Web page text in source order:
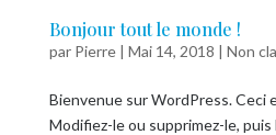
Bonjour tout le monde !
par Pierre| Mai 14, 2018 | Non
Bienvenue sur WordPress. Ceci
Modifiez-le ou supprimez-le, puis